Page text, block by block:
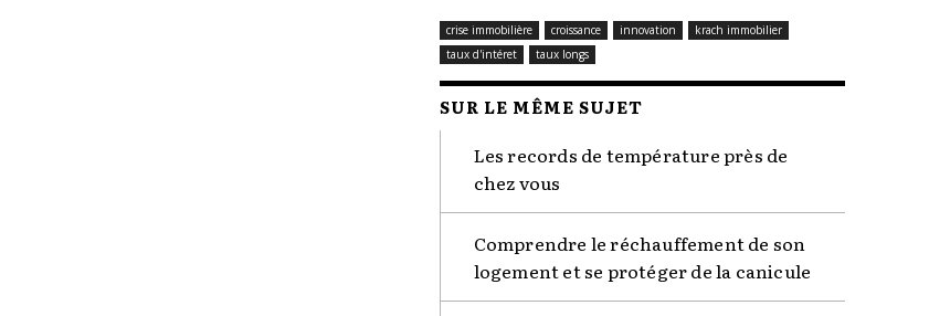
crise immobilière croissance innovation
krach immobilier
taux d'intéret
taux longs
SUR LE MÊME SUJET
Les records de température près de
chez vous
Comprendre le réchauffement de son
logement et se protéger de la canicule